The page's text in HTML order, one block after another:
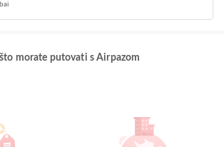
morate putovati s Airpazom